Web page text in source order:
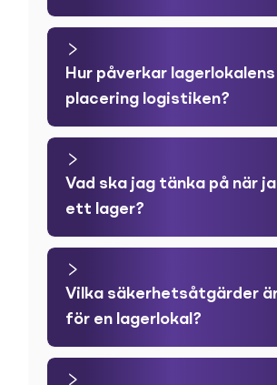
Hur påverkar lagerlokalens
placering logistiken?
Vad ska jag tänka på när
ett lager?
Vilka säkerhetsåtgärder
för en lagerlokal?